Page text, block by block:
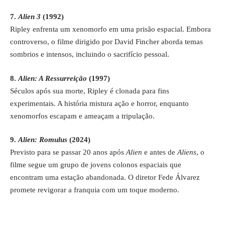
7. Alien 3 (1992)
Ripley enfrenta um xenomorfo em uma prisão espacial. Embora
controverso, o filme dirigido por David Fincher aborda temas
sombrios e intensos, incluindo o sacrifício pessoal.
8. Alien: A Ressurreição (1997)
Séculos após sua morte, Ripley é clonada para fins
experimentais. A história mistura ação e horror, enquanto
xenomorfos escapam e ameaçam a tripulação.
9. Alien: Romulus (2024)
Previsto para se passar 20 anos após Alien e antes de Aliens, o
filme segue um grupo de jovens colonos espaciais que
encontram uma estação abandonada. O diretor Fede Álvarez
promete revigorar a franquia com um toque moderno.